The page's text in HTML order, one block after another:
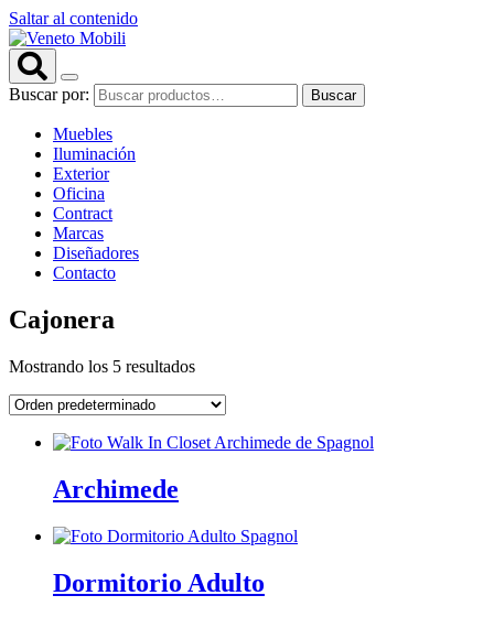
Saltar al contenido
Buscar por: Buscar
Muebles
Iluminación
Exterior
Oficina
Contract
Marcas
Diseñadores
Contacto
Cajonera
Mostrando los 5 resultados
Archimede
Dormitorio Adulto